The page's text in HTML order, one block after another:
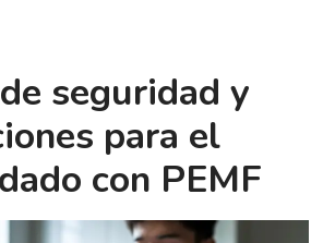
seguridad y
para el
con PEMF